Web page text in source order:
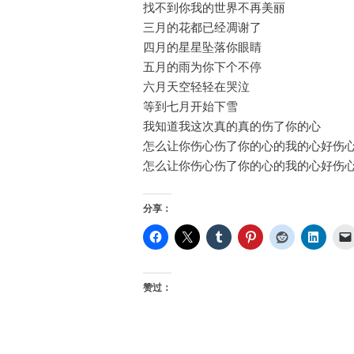
找不到你我的世界不再美丽
三月的花都已经凋谢了
四月的星星坠落你眼睛
五月的雨为你下个不停
六月天空轻轻在哭泣
等到七月开始下雪
我知道我这次真的真的伤了你的心
怎么让你伤心伤了你的心的我的心好伤
怎么让你伤心伤了你的心的我的心好伤
分享：
赞过：